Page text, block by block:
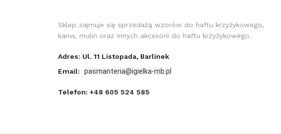
Sklep zajmuje się sprzedażą wzorów do haftu krzyżykowego,
kanw, mulin oraz innych akcesorii do haftu krzyżykowego.
Adres: Ul. 11 Listopada, Barlinek
Email:
pasmanteria@igielka-mb.pl
Telefon: +48 605 524 585